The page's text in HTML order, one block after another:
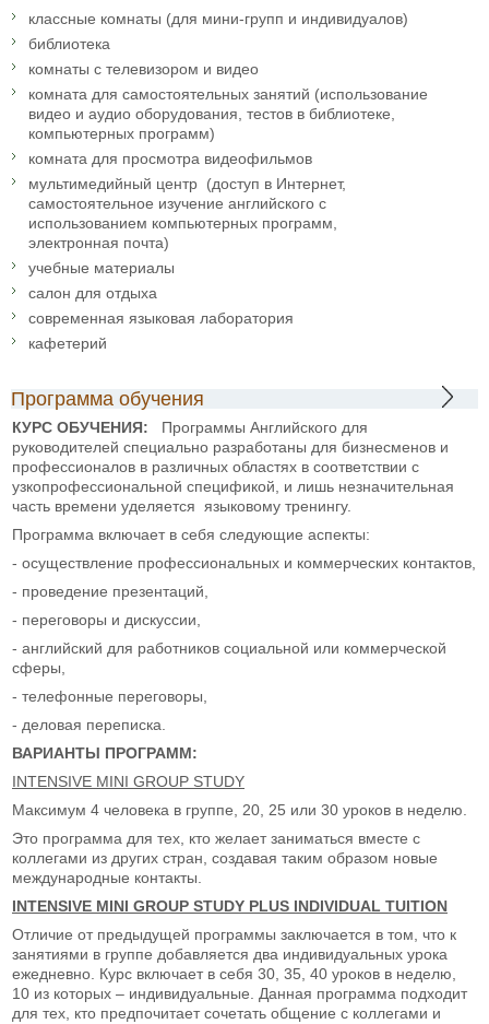
классные комнаты (для мини-групп и индивидуалов)
библиотека
комнаты с телевизором и видео
комната для самостоятельных занятий (использование
видео и аудио оборудования, тестов в библиотеке,
компьютерных программ)
комната для просмотра видеофильмов
мультимедийный центр (доступ в Интернет,
самостоятельное изучение английского с
использованием компьютерных программ,
электронная почта)
учебные материалы
салон для отдыха
современная языковая лаборатория
кафетерий
Программа обучения
КУРС ОБУЧЕНИЯ:
Программы Английского для
руководителей специально разработаны для бизнесменов и
профессионалов в различных областях в соответствии с
узкопрофессиональной спецификой, и лишь незначительная
часть времени уделяется языковому тренингу.
Программа включает в себя следующие аспекты:
- осуществление профессиональных и коммерческих контактов,
- проведение презентаций,
- переговоры и дискуссии,
- английский для работников социальной или коммерческой
сферы,
- телефонные переговоры,
- деловая переписка.
ВАРИАНТЫ ПРОГРАММ:
INTENSIVE MINI GROUP STUDY
Максимум 4 человека в группе, 20, 25 или 30 уроков в неделю.
Это программа для тех, кто желает заниматься вместе с
коллегами из других стран, создавая таким образом новые
международные контакты.
INTENSIVE MINI GROUP STUDY PLUS INDIVIDUAL TUITION
Отличие от предыдущей программы заключается в том, что к
занятиями в группе добавляется два индивидуальных урока
ежедневно. Курс включает в себя 30, 35, 40 уроков в неделю,
10 из которых – индивидуальные. Данная программа подходит
для тех, кто предпочитает сочетать общение с коллегами и